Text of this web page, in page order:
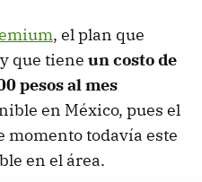
, el plan que
que tiene un costo de
pesos al mes
en México, pues el
momento todavía este
en el área.